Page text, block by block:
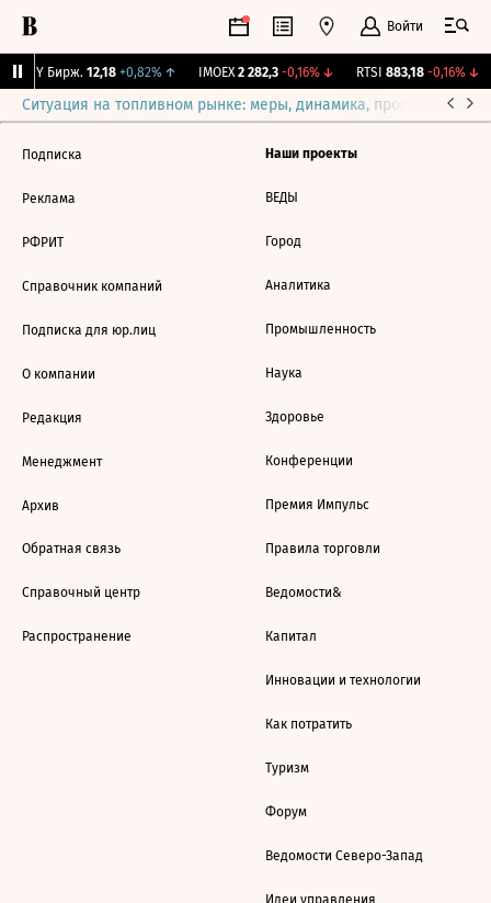
Войти
CNY Бирж. 12,18 +0,82%↑ IMOEX 2 282,3 -0,16%↓ RTSI 883,18 -0,16%↓
Ситуация на топливном рынке: меры, динамика, прогнозы
Подписка
Реклама
РФРИТ
Справочник компаний
Подписка для юр.лиц
О компании
Редакция
Менеджмент
Архив
Обратная связь
Справочный центр
Распространение
Наши проекты
ВЕДЫ
Город
Аналитика
Промышленность
Наука
Здоровье
Конференции
Премия Импульс
Правила торговли
Ведомости&
Капитал
Инновации и технологии
Как потратить
Туризм
Форум
Ведомости Северо-Запад
Идеи управления